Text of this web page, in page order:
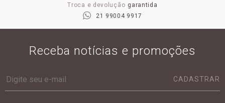
Troca e devolução garantida
21 99004 9917
Receba notícias e promoções
CADASTRAR